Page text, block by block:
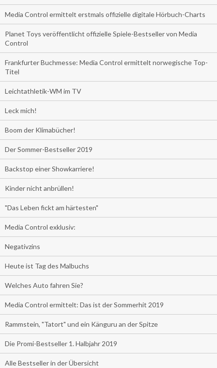
Media Control ermittelt erstmals offizielle digitale Hörbuch-Charts
Planet Toys veröffentlicht offizielle Spiele-Bestseller von Media
Control
Frankfurter Buchmesse: Media Control ermittelt norwegische Top-
Titel
Leichtathletik-WM im TV
Leck mich!
Boom der Klimabücher!
Der Sommer-Bestseller 2019
Backstop einer Showkarriere!
Kinder nicht anbrüllen!
"Das Leben fickt am härtesten"
Media Control exklusiv:
Negativzins
Heute ist Tag des Malbuchs
Welches Auto fahren Sie?
Media Control ermittelt: Das ist der Sommerhit 2019
Rammstein, "Tatort" und ein Känguru an der Spitze
Die Promi-Bestseller 1. Halbjahr 2019
Alle Bestseller in der Übersicht